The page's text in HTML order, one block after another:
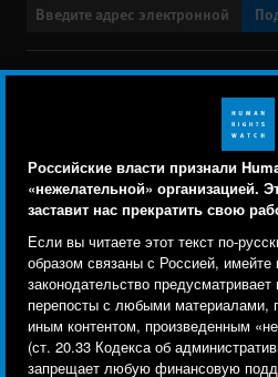
Российские власти признали
«нежелательной» организацией.
заставит нас прекратить свою
Если вы читаете этот текст по-
образом связаны с Россией, имейте
законодательство
перепосты с любыми материалами,
иным контентом, произведенным
(ст. 20.33 Кодекса об
запрещает любую финансовую
Свяжитесь с нами
menu
Заявление о политике
Text Version
© 2026 Human Rights Watch
Human Rights Watch| 350 Fifth
10118-3299USA|t1.212.290.4700
Human Rights Watchis a 501(C)(3)
Human Rights Watch cookie
Мы используем файлы
отслеживания и сторонние
инструменты, чтобы лучше
сайт, и улучшить ваш опыт
Используя наш сайт, вы